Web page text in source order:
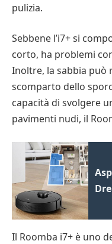
pulizia.
Sebbene l’i7+ si
corto, ha problemi
Inoltre, la sabbia può
scomparto dello
capacità di svolgere
pavimenti nudi, il
Il Roomba i7+ è uno